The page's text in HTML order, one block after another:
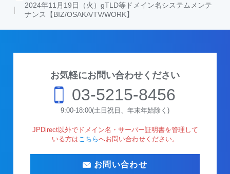
2024年11月19日（火）gTLD等ドメイン名システムメンテ
ナンス【BIZ/OSAKA/TV/WORK】
お気軽にお問い合わせください
03-5215-8456
9:00-18:00(土日祝日、年末年始除く)
JPDirect以外でドメイン名・サーバー証明書を管理して
いる方は こちらへお問い合わせください。
お問い合わせ